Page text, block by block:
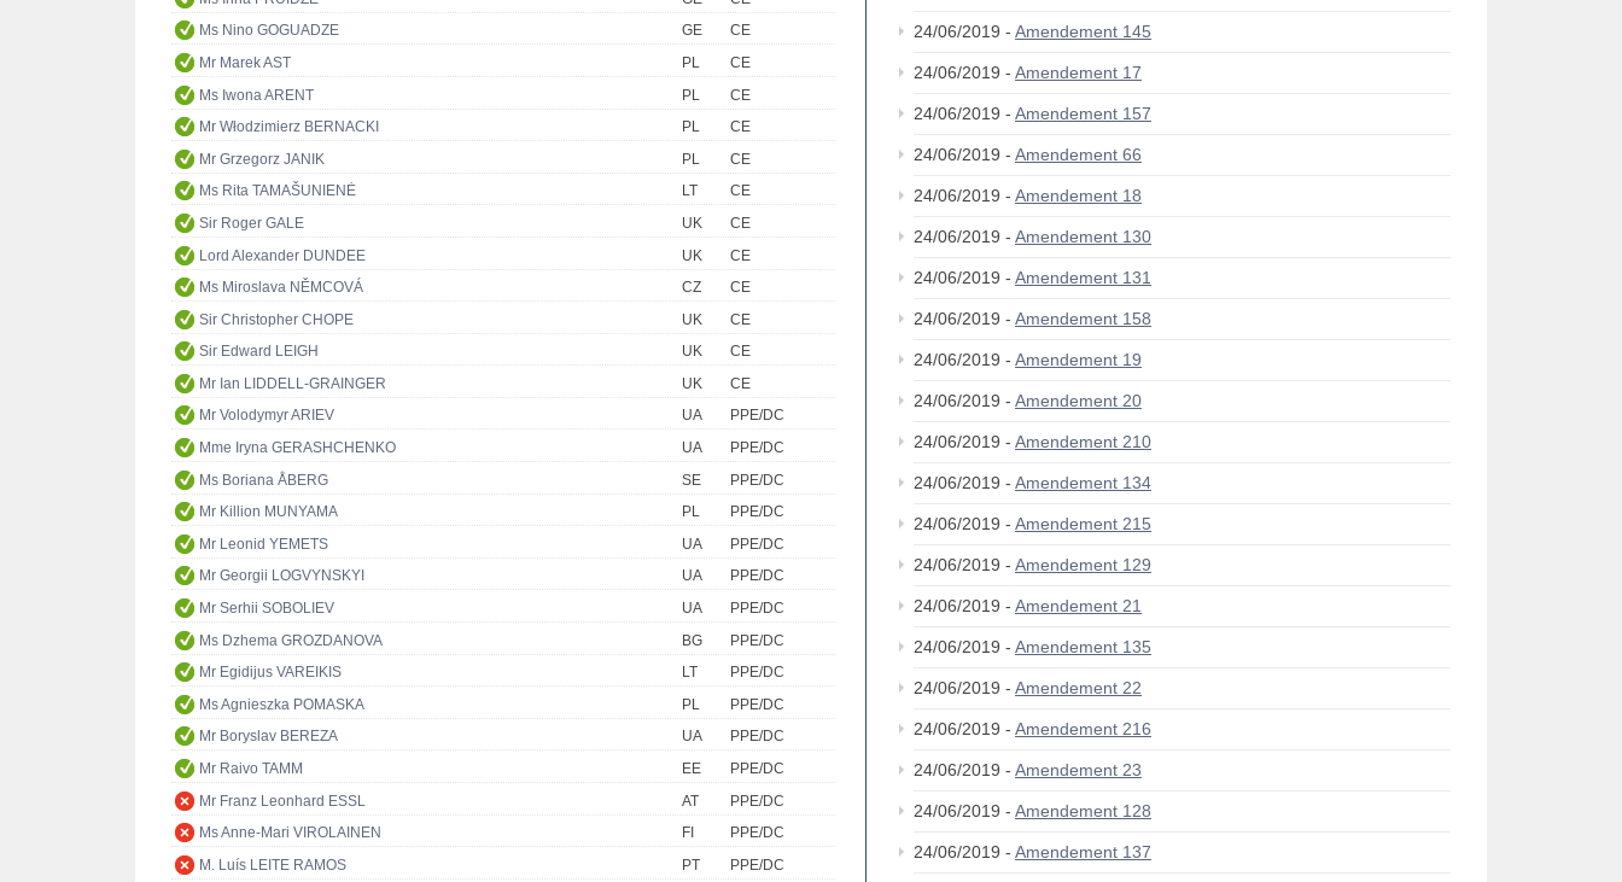
Ms Nino GOGUADZE
GE
CE
Mr Marek AST
PL
CE
Ms Iwona ARENT
PL
CE
Mr Włodzimierz BERNACKI
PL
CE
Mr Grzegorz JANIK
PL
CE
Ms Rita TAMAŠUNIENĖ
LT
CE
Sir Roger GALE
UK
CE
Lord Alexander DUNDEE
UK
CE
Ms Miroslava NĚMCOVÁ
CZ
CE
Sir Christopher CHOPE
UK
CE
Sir Edward LEIGH
UK
CE
Mr Ian LIDDELL-GRAINGER
UK
CE
Mr Volodymyr ARIEV
UA
PPE/DC
Mme Iryna GERASHCHENKO
UA
PPE/DC
Ms Boriana ÅBERG
SE
PPE/DC
Mr Killion MUNYAMA
PL
PPE/DC
Mr Leonid YEMETS
UA
PPE/DC
Mr Georgii LOGVYNSKYI
UA
PPE/DC
Mr Serhii SOBOLIEV
UA
PPE/DC
Ms Dzhema GROZDANOVA
BG
PPE/DC
Mr Egidijus VAREIKIS
LT
PPE/DC
Ms Agnieszka POMASKA
PL
PPE/DC
Mr Boryslav BEREZA
UA
PPE/DC
Mr Raivo TAMM
EE
PPE/DC
Mr Franz Leonhard ESSL
AT
PPE/DC
Ms Anne-Mari VIROLAINEN
FI
PPE/DC
M. Luís LEITE RAMOS
PT
PPE/DC
24/06/2019 - Amendement 145
24/06/2019 - Amendement 17
24/06/2019 - Amendement 157
24/06/2019 - Amendement 66
24/06/2019 - Amendement 18
24/06/2019 - Amendement 130
24/06/2019 - Amendement 131
24/06/2019 - Amendement 158
24/06/2019 - Amendement 19
24/06/2019 - Amendement 20
24/06/2019 - Amendement 210
24/06/2019 - Amendement 134
24/06/2019 - Amendement 215
24/06/2019 - Amendement 129
24/06/2019 - Amendement 21
24/06/2019 - Amendement 135
24/06/2019 - Amendement 22
24/06/2019 - Amendement 216
24/06/2019 - Amendement 23
24/06/2019 - Amendement 128
24/06/2019 - Amendement 137